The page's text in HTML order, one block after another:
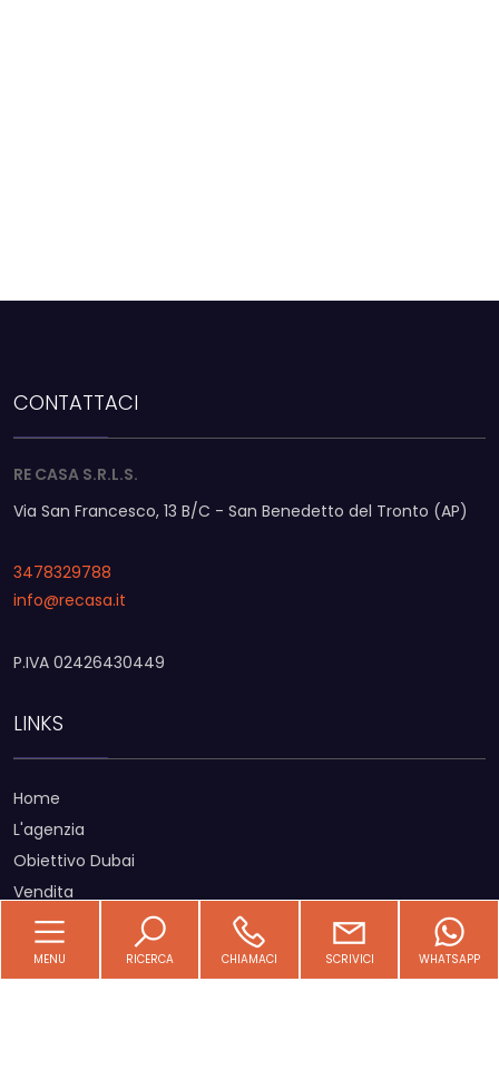
CONTATTACI
RE CASA S.R.L.S.
Via San Francesco, 13 B/C - San Benedetto del Tronto (AP)
3478329788
info@recasa.it
P.IVA 02426430449
LINKS
Home
L'agenzia
Obiettivo Dubai
Vendita
Affitti estivi
Cantieri
News
Altre
opzioni
multiscelta
Nuova costruzione
MENU RICERCA CHIAMACI SCRIVICI WHATSAPP